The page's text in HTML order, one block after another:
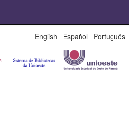
English Español Português